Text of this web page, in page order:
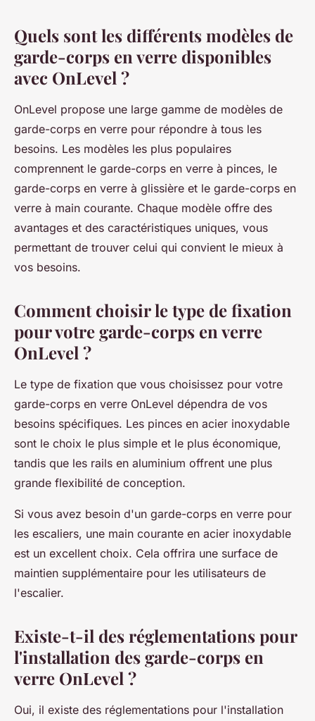
Quels sont les différents modèles de
garde-corps en verre disponibles
avec OnLevel ?
OnLevel propose une large gamme de modèles de
garde-corps en verre pour répondre à tous les
besoins. Les modèles les plus populaires
comprennent le garde-corps en verre à pinces, le
garde-corps en verre à glissière et le garde-corps en
verre à main courante. Chaque modèle offre des
avantages et des caractéristiques uniques, vous
permettant de trouver celui qui convient le mieux à
vos besoins.
Comment choisir le type de fixation
pour votre garde-corps en verre
OnLevel ?
Le type de fixation que vous choisissez pour votre
garde-corps en verre OnLevel dépendra de vos
besoins spécifiques. Les pinces en acier inoxydable
sont le choix le plus simple et le plus économique,
tandis que les rails en aluminium offrent une plus
grande flexibilité de conception.
Si vous avez besoin d'un garde-corps en verre pour
les escaliers, une main courante en acier inoxydable
est un excellent choix. Cela offrira une surface de
maintien supplémentaire pour les utilisateurs de
l'escalier.
Existe-t-il des réglementations pour
l'installation des garde-corps en
verre OnLevel ?
Oui, il existe des réglementations pour l'installation